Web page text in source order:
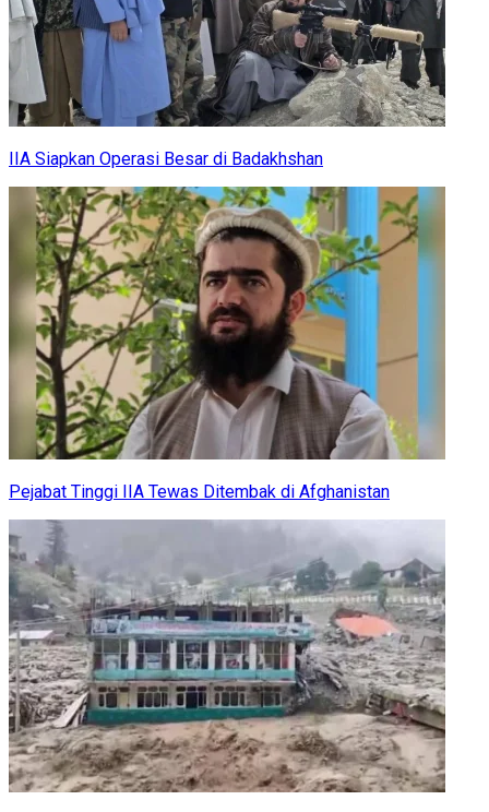
IIA Siapkan Operasi Besar di Badakhshan
Pejabat Tinggi IIA Tewas Ditembak di Afghanistan